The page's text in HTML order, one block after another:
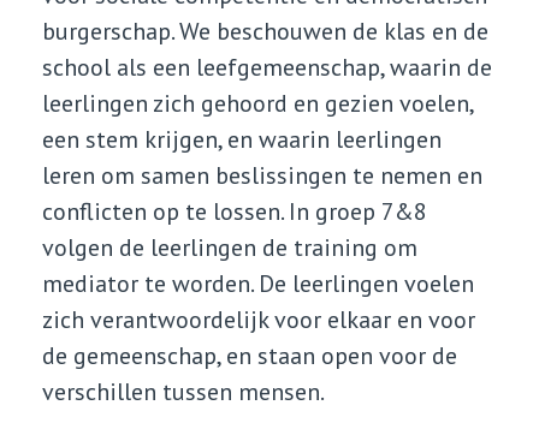
burgerschap. We beschouwen de klas en de
school als een leefgemeenschap, waarin de
leerlingen zich gehoord en gezien voelen,
een stem krijgen, en waarin leerlingen
leren om samen beslissingen te nemen en
conflicten op te lossen. In groep 7&8
volgen de leerlingen de training om
mediator te worden. De leerlingen voelen
zich verantwoordelijk voor elkaar en voor
de gemeenschap, en staan open voor de
verschillen tussen mensen.